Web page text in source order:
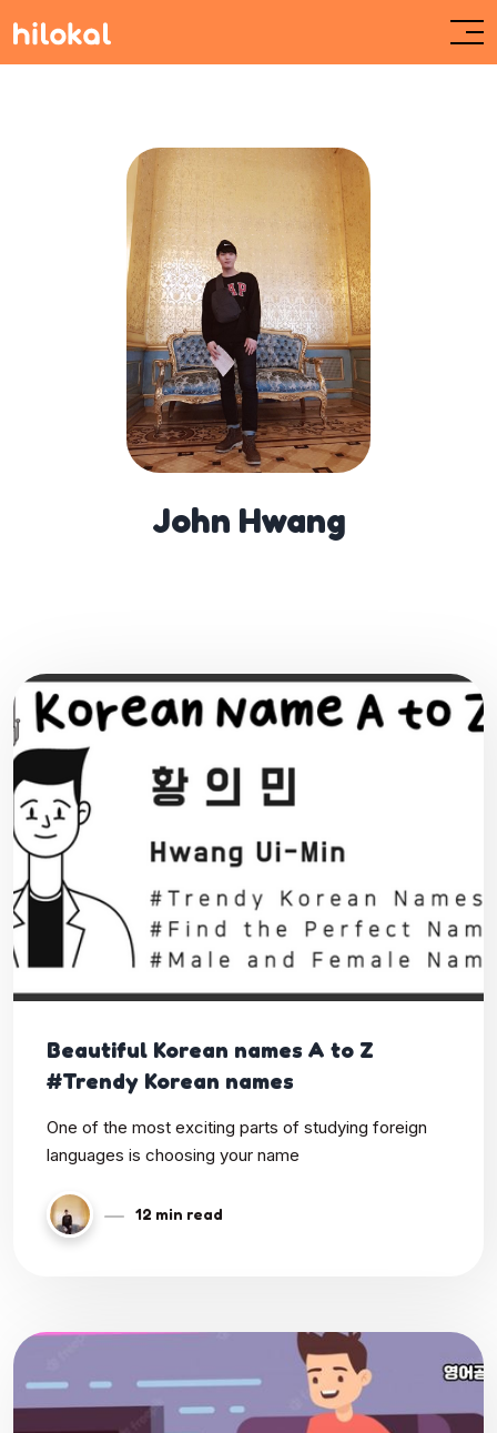
John Hwang
Beautiful Korean names A to Z
#Trendy Korean names
One of the most exciting parts of studying foreign
languages is choosing your name
12 min read